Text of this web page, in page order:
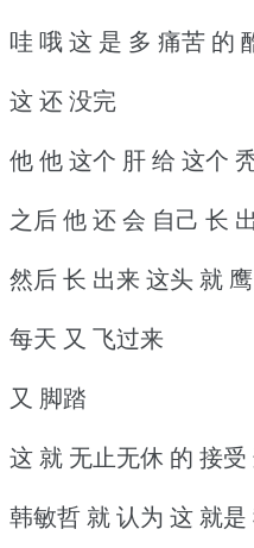
哇 哦 这 是 多 痛苦 的
这 还 没完
他 他 这个 肝 给 这个
之后 他 还 会 自己 长
然后 长 出来 这头 就
每天 又 飞过来
又 脚踏
这 就 无止无休 的 接
韩敏哲 就 认为 这 就是